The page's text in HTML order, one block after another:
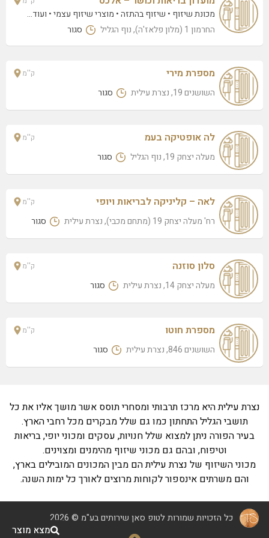
מכונת שיזוף שיזוף בהתזה מוצרי שיזוף עצמי• ועוד...
החרמון 1 (מלון פלאז'ה), נוף הגליל
סגור
מספרת מירי
השושנים 19, נצרת עילית סגור
ק''מ
לה אופטיקה בעמ
מעלה יצחק 19, נוף הגליל סגור
ק''מ
לאה – קליניקה לבריאות ויופי
רח' מעלה יצחק 19 (מתחם מכבי), נצרת עילית סגור
ק''מ
סלון סוזנה
מעלה יצחק 14, נצרת עילית סגור
ק''מ
מספרת חוטו
השושנים 846, נצרת עילית סגור
ק''מ
נצרת עילית היא מרכז תרבותי ומסחרי תוסס אשר מושך אליו את כל
תושבי הגליל התחתון כמו גם שלל מבקרים מכל רחבי הארץ.
בעיר הפורה ניתן למצוא שלל חנויות, עסקים ומכוני יופי, בריאות
וטיפוח, ובהם גם מכוני שיזוף מהימנים ומצוינים.
מכוני השיזוף של נצרת עילית הם מבין המכונים המובילים בארץ,
והם משרתים אינספור לקוחות מרוצים לאורך כל ימות השנה.
כל הזכויות שמורות לטופ סאן שירותים בע"מ © 2026
מצא מוצר